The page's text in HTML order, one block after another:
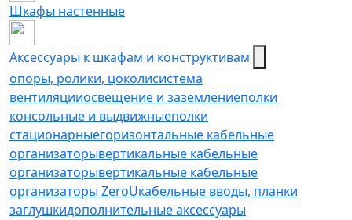
Шкафы настенные
Аксессуары к шкафам и конструктивам
опоры, ролики, цоколиcистема
вентиляцииосвещение и заземлениеполки
консольные и выдвижныеполки
стационарныегоризонтальные кабельные
организаторывертикальные кабельные
организаторывертикальные кабельные
организаторы ZeroUкабельные вводы, планки
заглушкидополнительные аксессуары